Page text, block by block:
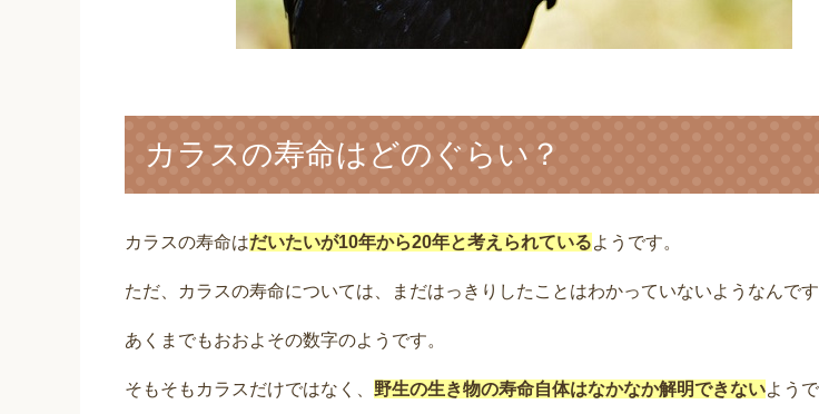
カラスの寿命はどのぐらい？
カラスの寿命はだいたいが10年から20年と考えられているようです。
ただ、カラスの寿命については、まだはっきりしたことはわかっていないようなんです
あくまでもおおよその数字のようです。
そもそもカラスだけではなく、 野生の生き物の寿命自体はなかなか解明できないようで